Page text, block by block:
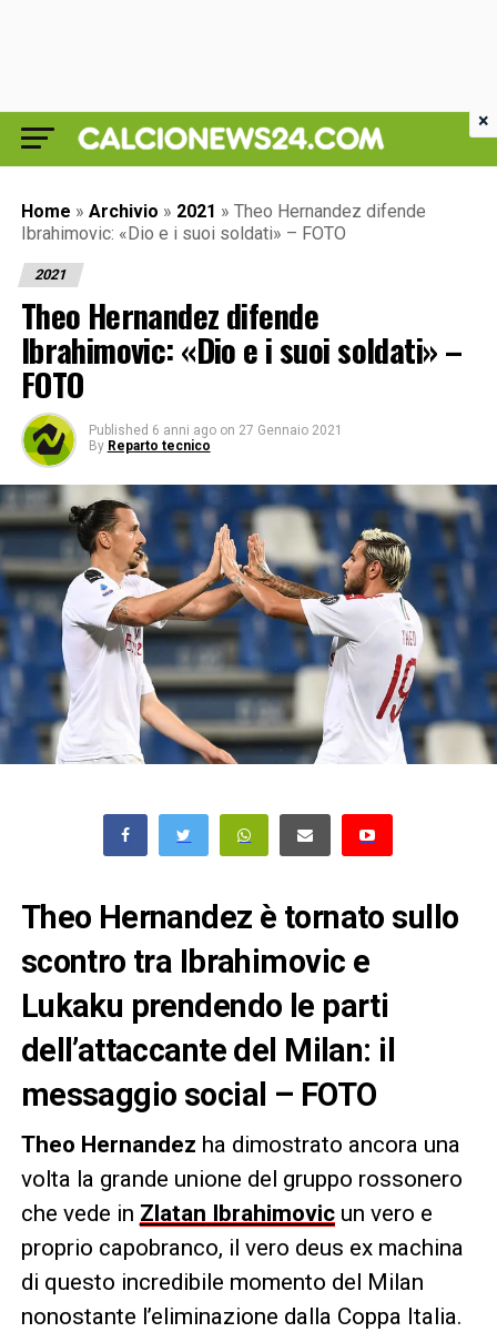
Home » Archivio » 2021 » Theo Hernandez difende
Ibrahimovic: «Dio e i suoi soldati» – FOTO
2021
Theo Hernandez difende
Ibrahimovic: «Dio e i suoi soldati» –
FOTO
Published 6 anni ago on 27 Gennaio 2021
By Reparto tecnico
Theo Hernandez è tornato sullo
scontro tra Ibrahimovic e
Lukaku prendendo le parti
dell’attaccante del Milan: il
messaggio social – FOTO
Theo Hernandez ha dimostrato ancora una
volta la grande unione del gruppo rossonero
che vede in Zlatan Ibrahimovicun vero e
proprio capobranco, il vero deus ex machina
di questo incredibile momento del Milan
nonostante l’eliminazione dalla Coppa Italia.
×